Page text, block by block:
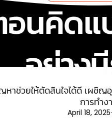
นคิด
อย่าง
หาช่วยให้ตัดสินใจได้ดี เผชิญ
การทำง
April 18, 2025·